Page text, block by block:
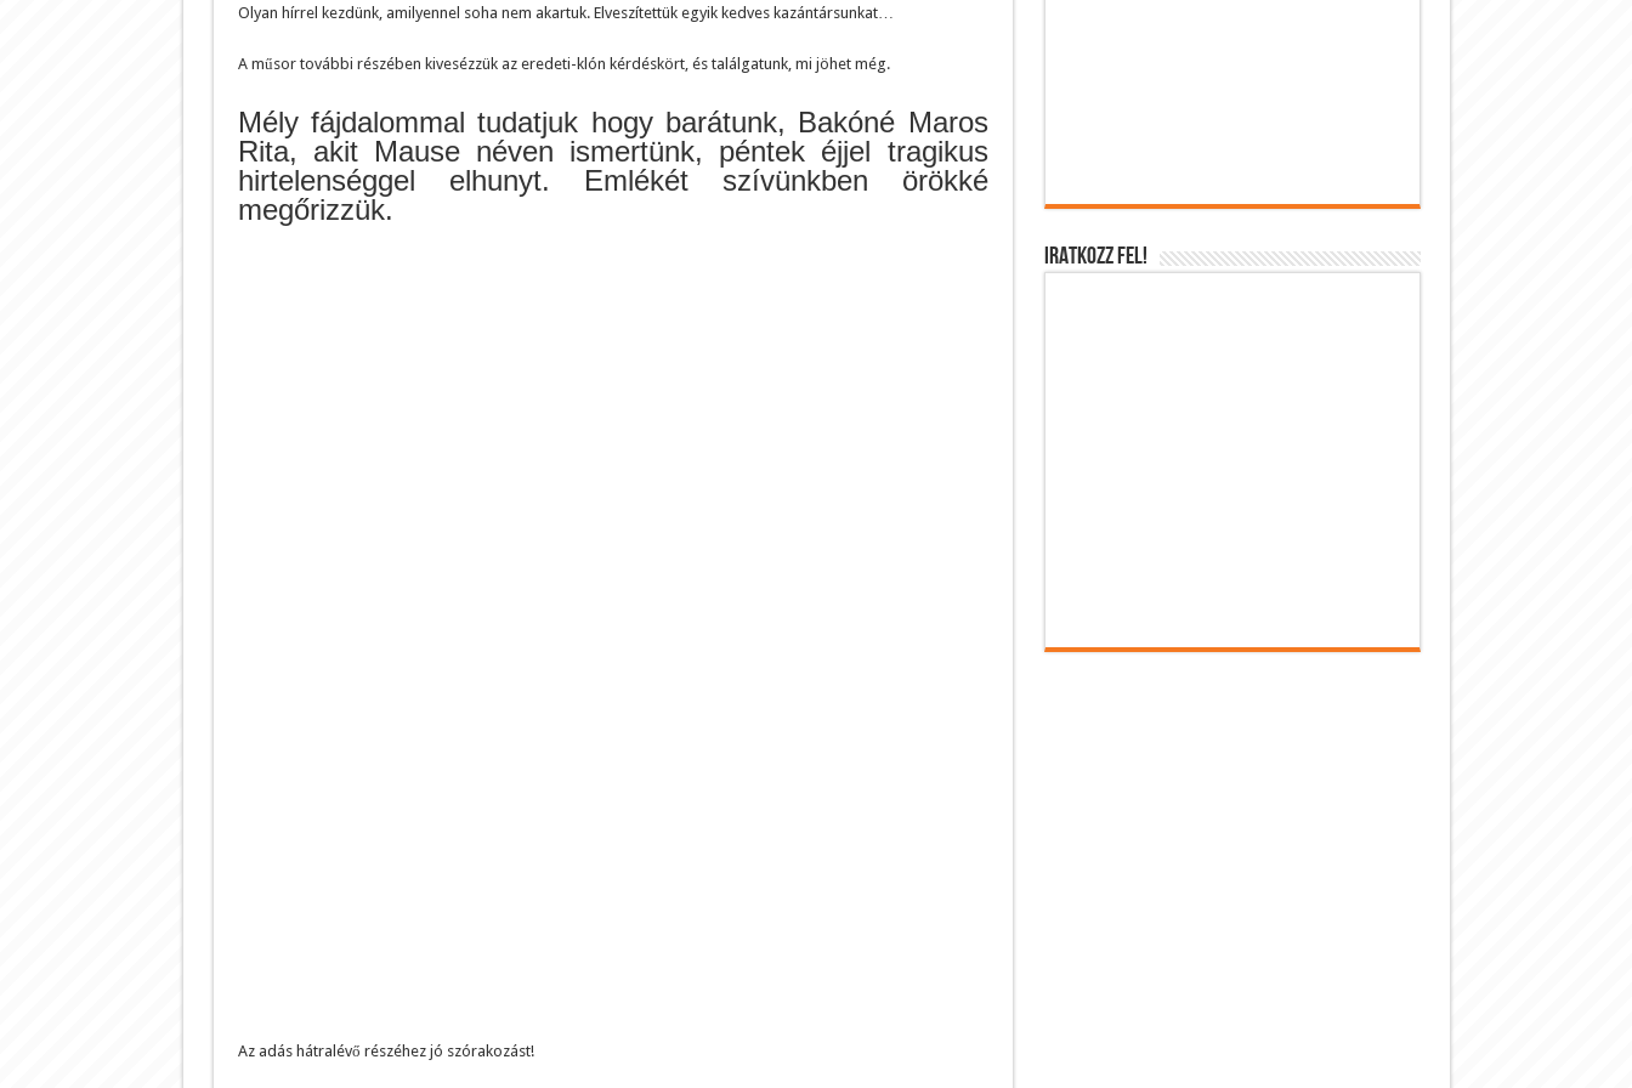
Olyan hírrel kezdünk, amilyennel soha nem akartuk. Elveszítettük egyik kedves kazántársunkat…
A műsor további részében kivesézzük az eredeti-klón kérdéskört, és találgatunk, mi jöhet még.
Mély fájdalommal tudatjuk hogy barátunk, Bakóné Maros
Rita, akit Mause néven ismertünk, péntek éjjel tragikus
hirtelenséggel elhunyt. Emlékét szívünkben örökké
megőrizzük.
Az adás hátralévő részéhez jó szórakozást!
IRATKOZZ FEL!